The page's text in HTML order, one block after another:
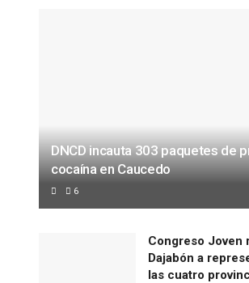
DNCD incauta 303 paquetes de
cocaína en Caucedo
6
Congreso Joven
Dajabón a
las cuatro